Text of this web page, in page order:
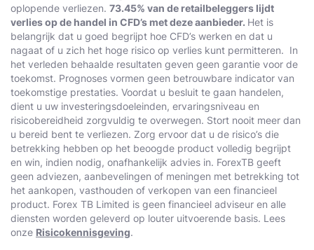
oplopende verliezen. 73.45% van de retailbeleggers lijdt
verlies op de handel in CFD’s met deze aanbieder. Het is
belangrijk dat u goed begrijpt hoe CFD’s werken en dat u
nagaat of u zich het hoge risico op verlies kunt permitteren. In
het verleden behaalde resultaten geven geen garantie voor de
toekomst. Prognoses vormen geen betrouwbare indicator van
toekomstige prestaties. Voordat u besluit te gaan handelen,
dient u uw investeringsdoeleinden, ervaringsniveau en
risicobereidheid zorgvuldig te overwegen. Stort nooit meer dan
u bereid bent te verliezen. Zorg ervoor dat u de risico’s die
betrekking hebben op het beoogde product volledig begrijpt
en win, indien nodig, onafhankelijk advies in. ForexTB geeft
geen adviezen, aanbevelingen of meningen met betrekking tot
het aankopen, vasthouden of verkopen van een financieel
product. Forex TB Limited is geen financieel adviseur en alle
diensten worden geleverd op louter uitvoerende basis. Lees
onze Risicokennisgeving.